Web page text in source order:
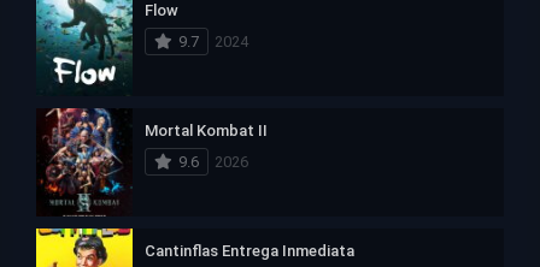
Flow
9.7
2024
Mortal Kombat II
9.6
2026
Cantinflas Entrega Inmediata